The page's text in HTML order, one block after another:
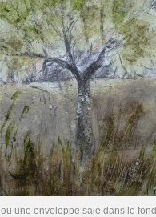
ou une enveloppe sale dans le